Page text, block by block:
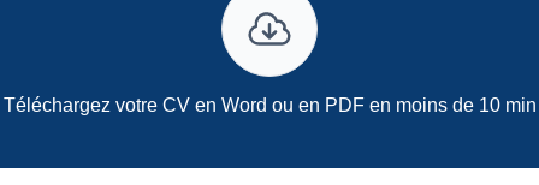
Téléchargez votre CV en Word ou en PDF en moins de 10 min